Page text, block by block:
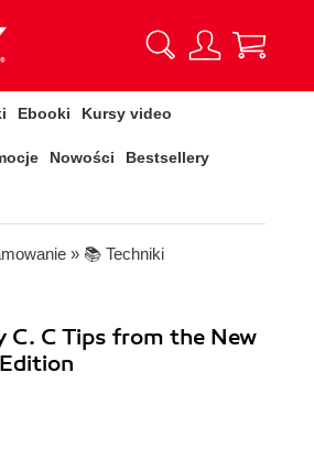
Ebooki Kursy video
Nowości Bestsellery
» 📚 Techniki
C. C Tips from the New